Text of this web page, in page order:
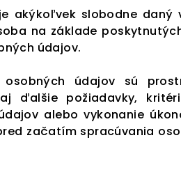
akýkoľvek slobodne daný
na základe
údajov.
osobných údajov sú
ďalšie požiadavky,
alebo vykonanie
začatím spracúvania